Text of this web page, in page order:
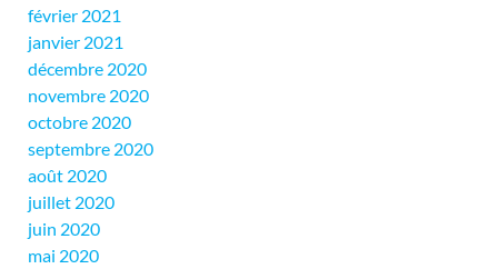
février 2021
janvier 2021
décembre 2020
novembre 2020
octobre 2020
septembre 2020
août 2020
juillet 2020
juin 2020
mai 2020